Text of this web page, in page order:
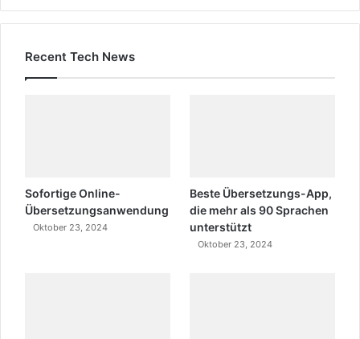
Recent Tech News
Sofortige Online-
Übersetzungsanwendung
Oktober 23, 2024
Beste Übersetzungs-App,
die mehr als 90 Sprachen
unterstützt
Oktober 23, 2024